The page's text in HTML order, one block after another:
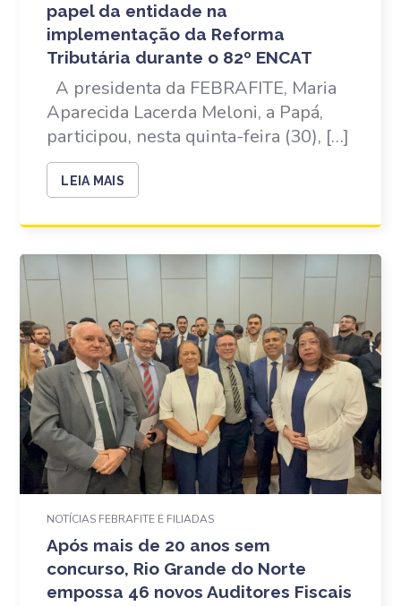
papel da entidade na
implementação da Reforma
Tributária durante o 82º ENCAT
A presidenta da FEBRAFITE, Maria
Aparecida Lacerda Meloni, a Papá,
participou, nesta quinta-feira (30), […]
LEIA MAIS
NOTÍCIAS FEBRAFITE E FILIADAS
Após mais de 20 anos sem
concurso, Rio Grande do Norte
empossa 46 novos Auditores Fiscais